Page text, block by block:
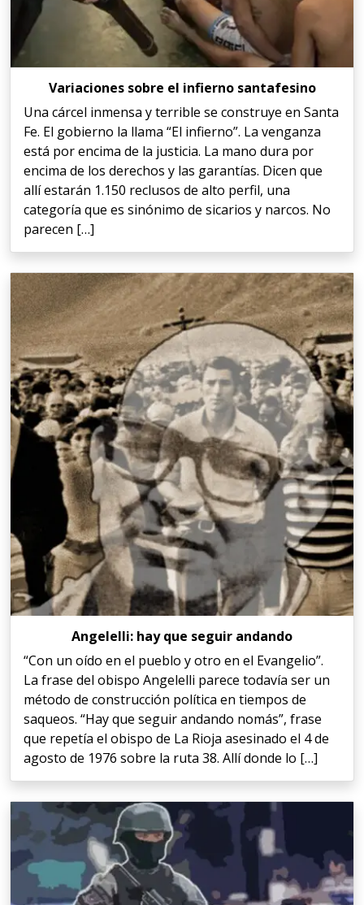
Variaciones sobre el infierno santafesino
Una cárcel inmensa y terrible se construye en Santa
Fe. El gobierno la llama “El infierno”. La venganza
está por encima de la justicia. La mano dura por
encima de los derechos y las garantías. Dicen que
allí estarán 1.150 reclusos de alto perfil, una
categoría que es sinónimo de sicarios y narcos. No
parecen […]
Angelelli: hay que seguir andando
“Con un oído en el pueblo y otro en el Evangelio”.
La frase del obispo Angelelli parece todavía ser un
método de construcción política en tiempos de
saqueos. “Hay que seguir andando nomás”, frase
que repetía el obispo de La Rioja asesinado el 4 de
agosto de 1976 sobre la ruta 38. Allí donde lo […]